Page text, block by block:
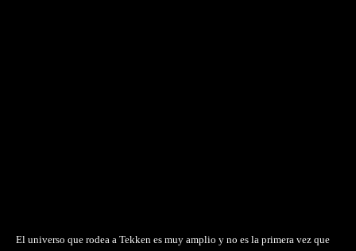
El universo que rodea a Tekken es muy amplio y no es la primera vez que